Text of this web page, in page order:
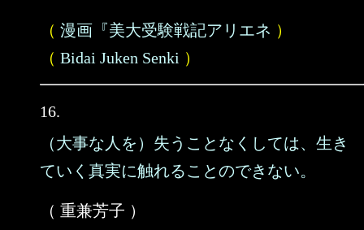
（ 漫画『美大受験戦記アリエネ ）
（ Bidai Juken Senki ）
16.
（大事な人を）失うことなくしては、生き
ていく真実に触れることのできない。
（ 重兼芳子 ）